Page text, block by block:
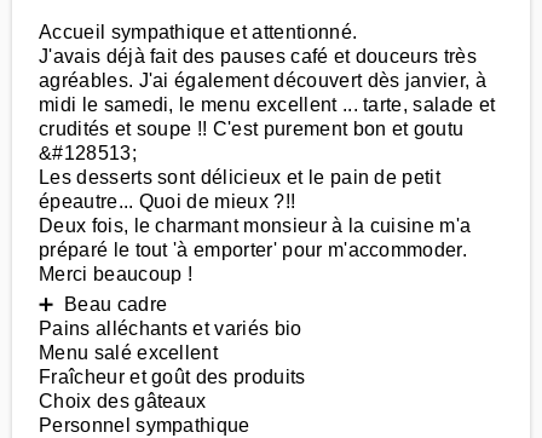
Accueil sympathique et attentionné.
J'avais déjà fait des pauses café et douceurs très
agréables. J'ai également découvert dès janvier, à
midi le samedi, le menu excellent ... tarte, salade et
crudités et soupe !! C'est purement bon et goutu
&#128513;
Les desserts sont délicieux et le pain de petit
épeautre... Quoi de mieux ?!!
Deux fois, le charmant monsieur à la cuisine m'a
préparé le tout 'à emporter' pour m'accommoder.
Merci beaucoup !
➕ Beau cadre
Pains alléchants et variés bio
Menu salé excellent
Fraîcheur et goût des produits
Choix des gâteaux
Personnel sympathique